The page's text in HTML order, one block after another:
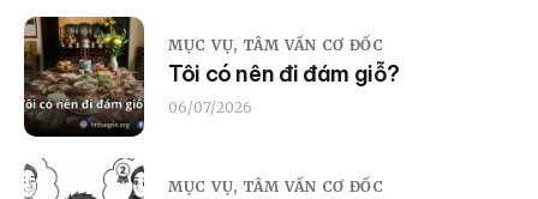
MỤC VỤ, TÂM VẤN CƠ ĐỐC
Tôi có nên đi đám giỗ?
06/07/2026
MỤC VỤ, TÂM VẤN CƠ ĐỐC